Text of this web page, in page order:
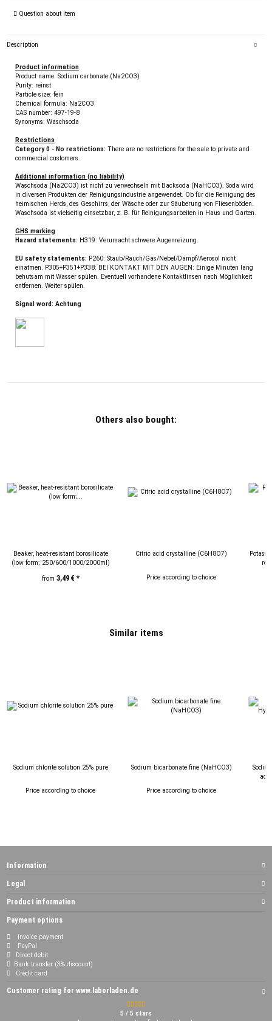
Question about item
Description
Product information
Product name: Sodium carbonate (Na2CO3)
Purity: reinst
Particle size: fein
Chemical formula: Na2CO3
CAS number: 497-19-8
Synonyms: Waschsoda
Restrictions
Category 0 - No restrictions: There are no restrictions for the sale to private and
commercial customers.
Additional information (no liability)
Waschsoda (Na2CO3) ist nicht zu verwechseln mit Backsoda (NaHCO3). Soda wird
in diversen Produkten der Reinigungsindustrie angewendet. Ob für die Reinigung des
heimischen Herds, des Geschirrs, der Wäsche oder zur Säuberung von Fliesenböden.
Waschsoda ist vielseitig einsetzbar, z. B. für Reinigungsarbeiten in Haus und Garten.
GHS marking
Hazard statements: H319: Verursacht schwere Augenreizung.
EU safety statements: P260: Staub/Rauch/Gas/Nebel/Dampf/Aerosol nicht
einatmen. P305+P351+P338: BEI KONTAKT MIT DEN AUGEN: Einige Minuten lang
behutsam mit Wasser spülen. Eventuell vorhandene Kontaktlinsen nach Möglichkeit
entfernen. Weiter spülen.
Signal word: Achtung
Others also bought:
Beaker, heat-resistant borosilicate
(low form; 250/600/1000/2000ml)
from 3,49 €*
Citric acid crystalline (C6H8O7)
Price according to choice
Similar items
Sodium chlorite solution 25% pure
Price according to choice
Sodium bicarbonate fine (NaHCO3)
Price according to choice
Information
Legal
Product information
Payment options
Invoice payment
PayPal
Direct debit
Bank transfer (3% discount)
Credit card
Customer rating for www.laborladen.de
5 / 5 stars